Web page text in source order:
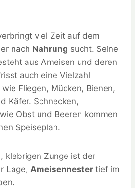
viel Zeit auf dem
nach Nahrung sucht. Seine
aus Ameisen und deren
auch eine Vielzahl
Fliegen, Mücken, Bienen,
Käfer. Schnecken,
Obst und Beeren kommen
Speiseplan.
klebrigen Zunge ist der
Lage, Ameisennester tief im